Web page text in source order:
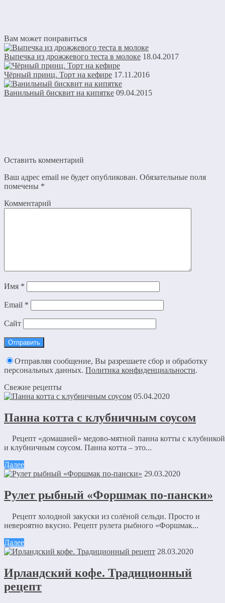
Вам может понравиться
Выпечка из дрожжевого теста в молоке 18.04.2017
Чёрный принц. Торт на кефире 17.11.2016
Ванильный бисквит на кипятке 09.04.2015
Оставить комментарий
Ваш адрес email не будет опубликован. Обязательные поля
помечены *
Комментарий
Имя *
Email *
Сайт
Отправляя сообщение, Вы разрешаете сбор и обработку
персональных данных. Политика конфиденциальности.
Свежие рецепты
05.04.2020
Панна котта с клубничным соусом
Рецепт «домашней» медово-мятной панна котты с клубникой
и клубничным соусом. Панна котта – это...
Далее
29.03.2020
Рулет рыбный «Форшмак по-пански»
Рецепт холодной закуски из солёной сельди. Просто и
невероятно вкусно. Рецепт рулета рыбного «Форшмак...
Далее
28.03.2020
Ирландский кофе. Традиционный
рецепт